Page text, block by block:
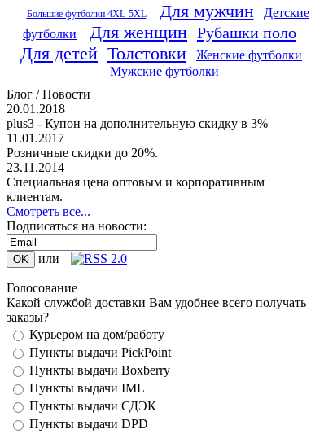
Большие футболки 4XL-5XL Для мужчин
Детские
футболки
Для женщин Рубашки поло
Для детей Толстовки
Женские футболки
Мужские футболки
Блог / Новости
20.01.2018
plus3 - Купон на дополнительную скидку в 3%
11.01.2017
Розничные скидки до 20%.
23.11.2014
Специальная цена оптовым и корпоративным
клиентам.
Смотреть все...
Подписаться на новости:
или
Голосование
Какой службой доставки Вам удобнее всего получать
заказы?
Курьером на дом/работу
Пункты выдачи PickPoint
Пункты выдачи Boxberry
Пункты выдачи IML
Пункты выдачи СДЭК
Пункты выдачи DPD